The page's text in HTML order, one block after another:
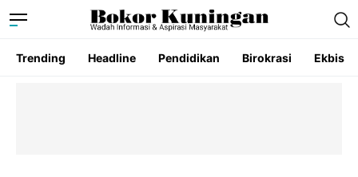
Trending Headline Pendidikan Birokrasi Ekbis